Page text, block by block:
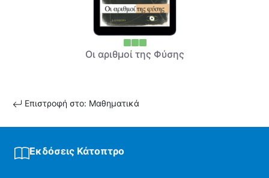
Οι αριθμοί της Φύσης
Επιστροφή στο: Μαθηματικά
Εκδόσεις Κάτοπτρο